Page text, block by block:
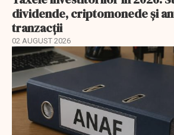
dividende, criptomonede și
tranzacții
02 AUGUST 2026